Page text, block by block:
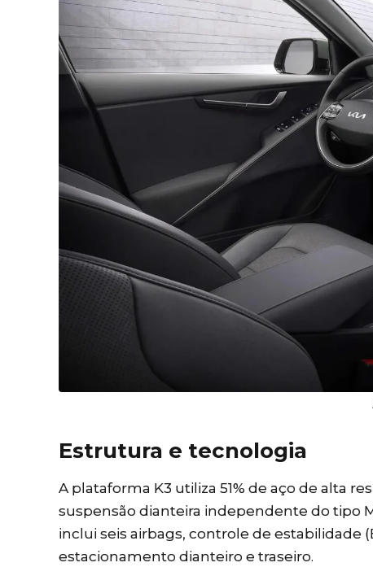
Estrutura e tecnologia
A plataforma K3 utiliza 51% de aço de alta
suspensão dianteira independente do tipo
inclui seis airbags, controle de estabilidade
estacionamento dianteiro e traseiro.